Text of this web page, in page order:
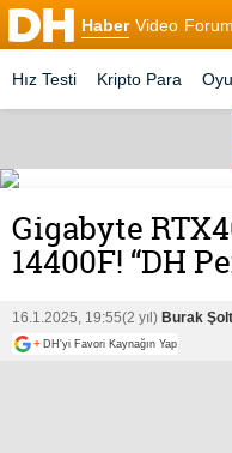
Haber Video Forum
Hız Testi Kripto Para
Gigabyte
14400F! “DH
16.1.2025, 19:55(2 yıl) Burak Şolt
+ DH'yi Favori Kaynağın Yap